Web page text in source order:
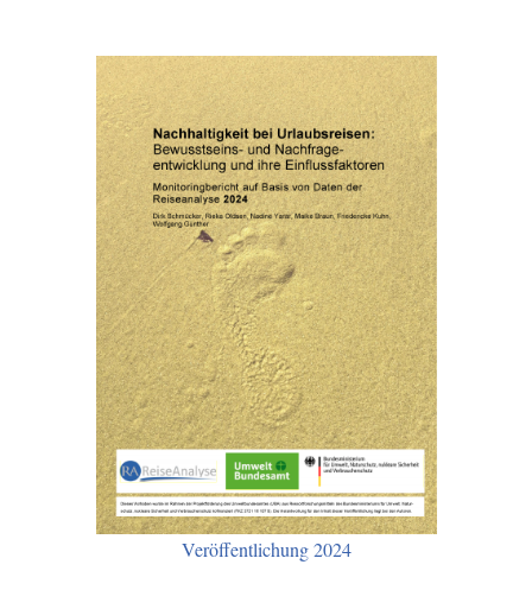
Veröffentlichung 2024